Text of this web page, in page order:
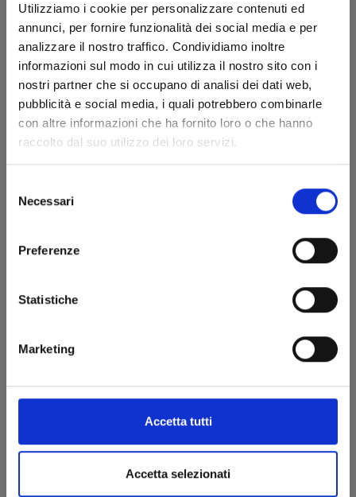
Utilizziamo i cookie per personalizzare contenuti ed
annunci, per fornire funzionalità dei social media e per
analizzare il nostro traffico. Condividiamo inoltre
informazioni sul modo in cui utilizza il nostro sito con i
nostri partner che si occupano di analisi dei dati web,
pubblicità e social media, i quali potrebbero combinarle
con altre informazioni che ha fornito loro o che hanno
raccolto dal suo utilizzo dei loro servizi.
delNecessari
Preferenze
Statistiche
Marketing
Accetta tutti
Accetta selezionati
GACHIAKUTA n. 10
18/03/2025
€ 5,90
€ 5,20